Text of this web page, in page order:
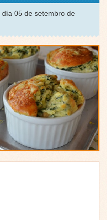
día 05 de setembro de